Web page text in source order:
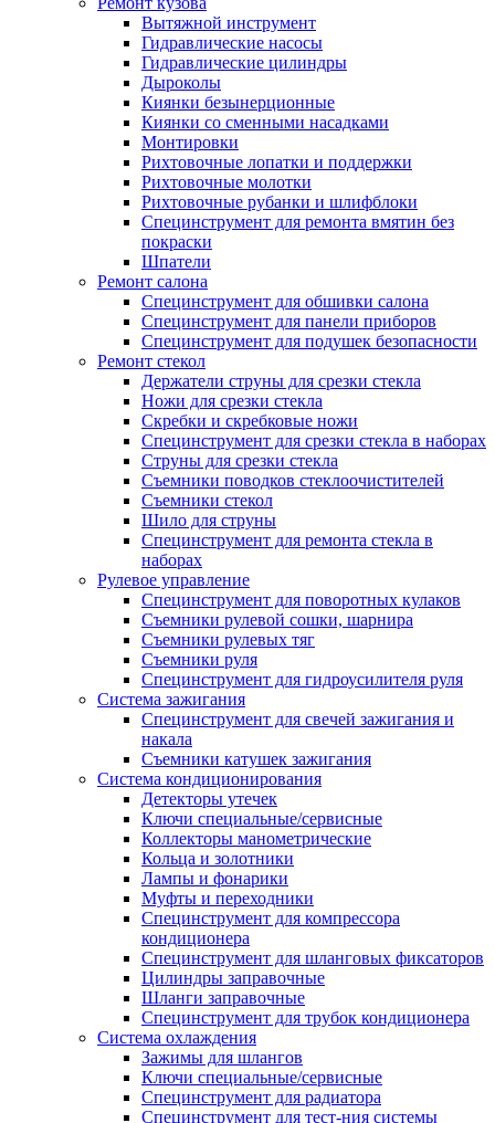
Вытяжной инструмент
Гидравлические насосы
Гидравлические цилиндры
Дыроколы
Киянки безынерционные
Киянки со сменными насадками
Монтировки
Рихтовочные лопатки и поддержки
Рихтовочные молотки
Рихтовочные рубанки и шлифблоки
Специнструмент для ремонта вмятин без
покраски
Шпатели
Ремонт салона
Специнструмент для обшивки салона
Специнструмент для панели приборов
Специнструмент для подушек безопасности
Ремонт стекол
Держатели струны для срезки стекла
Ножи для срезки стекла
Скребки и скребковые ножи
Специнструмент для срезки стекла в наборах
Струны для срезки стекла
Съемники поводков стеклоочистителей
Съемники стекол
Шило для струны
Специнструмент для ремонта стекла в
наборах
Рулевое управление
Специнструмент для поворотных кулаков
Съемники рулевой сошки, шарнира
Съемники рулевых тяг
Съемники руля
Специнструмент для гидроусилителя руля
Система зажигания
Специнструмент для свечей зажигания и
накала
Съемники катушек зажигания
Система кондиционирования
Детекторы утечек
Ключи специальные/сервисные
Коллекторы манометрические
Кольца и золотники
Лампы и фонарики
Муфты и переходники
Специнструмент для компрессора
кондиционера
Специнструмент для шланговых фиксаторов
Цилиндры заправочные
Шланги заправочные
Специнструмент для трубок кондиционера
Система охлаждения
Зажимы для шлангов
Ключи специальные/сервисные
Специнструмент для радиатора
Специнструмент для тест-ния системы